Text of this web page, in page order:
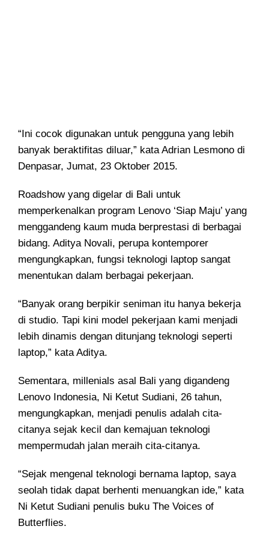
“Ini cocok digunakan untuk pengguna yang lebih
banyak beraktifitas diluar,” kata Adrian Lesmono di
Denpasar, Jumat, 23 Oktober 2015.
Roadshow yang digelar di Bali untuk
memperkenalkan program Lenovo ‘Siap Maju’ yang
menggandeng kaum muda berprestasi di berbagai
bidang. Aditya Novali, perupa kontemporer
mengungkapkan, fungsi teknologi laptop sangat
menentukan dalam berbagai pekerjaan.
“Banyak orang berpikir seniman itu hanya bekerja
di studio. Tapi kini model pekerjaan kami menjadi
lebih dinamis dengan ditunjang teknologi seperti
laptop,” kata Aditya.
Sementara, millenials asal Bali yang digandeng
Lenovo Indonesia, Ni Ketut Sudiani, 26 tahun,
mengungkapkan, menjadi penulis adalah cita-
citanya sejak kecil dan kemajuan teknologi
mempermudah jalan meraih cita-citanya.
“Sejak mengenal teknologi bernama laptop, saya
seolah tidak dapat berhenti menuangkan ide,” kata
Ni Ketut Sudiani penulis buku The Voices of
Butterflies.